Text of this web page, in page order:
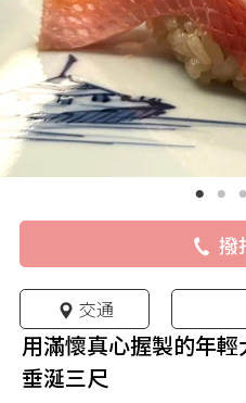
撥
交通
用滿懷真心握製的年
垂涎三尺